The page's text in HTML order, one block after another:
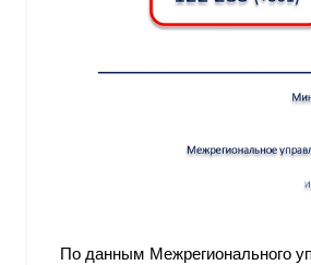
По данным Межрегионального